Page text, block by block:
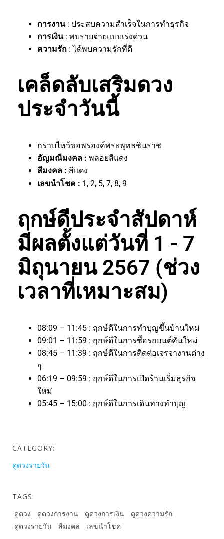
การงาน: ประสบความสำเร็จในการทำธุรกิจ
การเงิน: พบรายจ่ายแบบเร่งด่วน
ความรัก : ได้พบความรักที่ดี
เคล็ดลับเสริมดวง
ประจำวันนี้
กราบไหว้ขอพรองค์พระพุทธชินราช
อัญมณีมงคล : พลอยสีแดง
สีมงคล : สีแดง
เลขนำโชค : 1, 2, 5, 7, 8, 9
ฤกษ์ดีประจำสัปดาห์
มีผลตั้งแต่วันที่ 1 - 7
มิถุนายน 2567 (ช่วง
เวลาที่เหมาะสม)
08:09 – 11:45 : ฤกษ์ดีในการทำบุญขึ้นบ้านใหม่
09:01 – 11:59 : ฤกษ์ดีในการซื้อรถยนต์คันใหม่
08:45 – 11:39 : ฤกษ์ดีในการติดต่อเจรจางานต่าง
ๆ
06:19 – 09:59 : ฤกษ์ดีในการเปิดร้านเริ่มธุรกิจ
ใหม่
05:45 – 15:00 : ฤกษ์ดีในการเดินทางทำบุญ
CATEGORY:
ดูดวงรายวัน
TAGS:
ดูดวง
ดูดวงการงาน ดูดวงการเงิน
ดูดวงความรัก
ดูดวงรายวัน
สีมงคล เลขนำโชค